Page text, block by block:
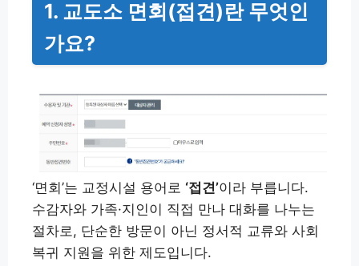
1. 교도소 면회(접견)란 무엇인
가요?
‘면회’는 교정시설 용어로 ‘접견’이라 부릅니다.
수감자와 가족·지인이 직접 만나 대화를 나누는
절차로, 단순한 방문이 아닌 정서적 교류와 사회
복귀 지원을 위한 제도입니다.